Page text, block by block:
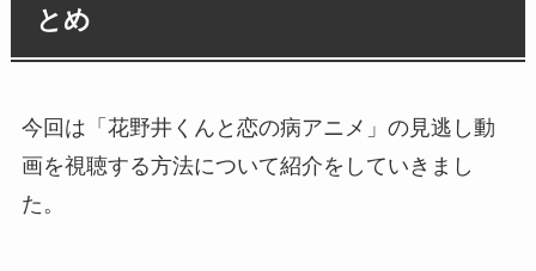
とめ
今回は「花野井くんと恋の病アニメ」の見逃し動
画を視聴する方法について紹介をしていきまし
た。